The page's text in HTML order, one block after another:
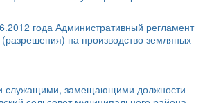
года Административный регламент
на производство земляных
служащими, замещающими должности